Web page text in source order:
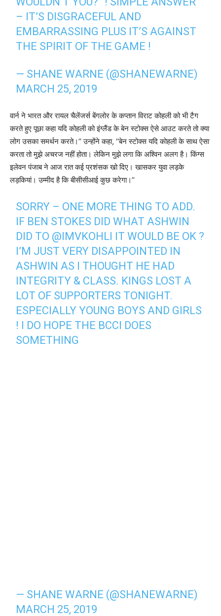
– IT’S DISGRACEFUL AND
EMBARRASSING PLUS IT’S AGAINST
THE SPIRIT OF THE GAME !
— SHANE WARNE (@SHANEWARNE)
MARCH 25, 2019
वार्न ने भारत और रायल चैलेंजर्स बेंगलोर के कप्तान विराट कोहली को भी टैग
करते हुए पूछा कहा यदि कोहली को इंग्लैंड के बेन स्टोक्स ऐसे आउट करते तो क्या
लोग उसका समर्थन करते।’’ उन्होंने कहा, ‘‘बेन स्टोक्स यदि कोहली के साथ ऐसा
करता तो मुझे अचरज नहीं होता। लेकिन मुझे लगा कि अश्विन अलग है। किंग्स
इलेवन पंजाब ने आज रात कई प्रशंसक खो दिए। खासकर युवा लड़के
लड़कियां। उम्मीद है कि बीसीसीआई कुछ करेगा।’’
SORRY – ONE MORE THING TO ADD.
IF BEN STOKES DID WHAT ASHWIN
DID TO @IMVKOHLI IT WOULD BE OK ?
I’M JUST VERY DISAPPOINTED IN
ASHWIN AS I THOUGHT HE HAD
INTEGRITY & CLASS. KINGS LOST A
LOT OF SUPPORTERS TONIGHT.
ESPECIALLY YOUNG BOYS AND GIRLS
! I DO HOPE THE BCCI DOES
SOMETHING
— SHANE WARNE (@SHANEWARNE)
MARCH 25, 2019